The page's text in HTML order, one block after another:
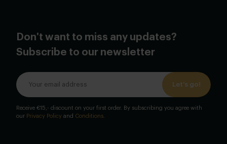
Don't want to miss any updates?
Subscribe to our newsletter
Let's go!
Receive €15,- discount on your first order. By subscribing you agree with
our Privacy Policy and Conditions.